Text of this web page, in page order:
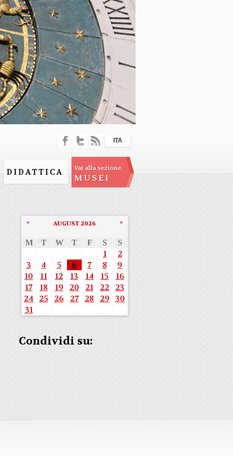
DIDATTICA Vai alla sezione
MUSEI
ITA
AUGUST 2026
« »
M T W T F S S
1
2
3
4 5 6 7 8
9
10
11 12 13 14 15
16
17
18 19 20 21 22
23
24
25 26 27 28 29 30
31
Condividi su: